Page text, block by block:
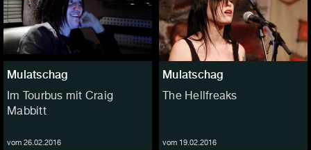
Mulatschag
Im Tourbus mit Craig
Mabbitt
vom 26.02.2016
Mulatschag
The Hellfreaks
vom 19.02.2016